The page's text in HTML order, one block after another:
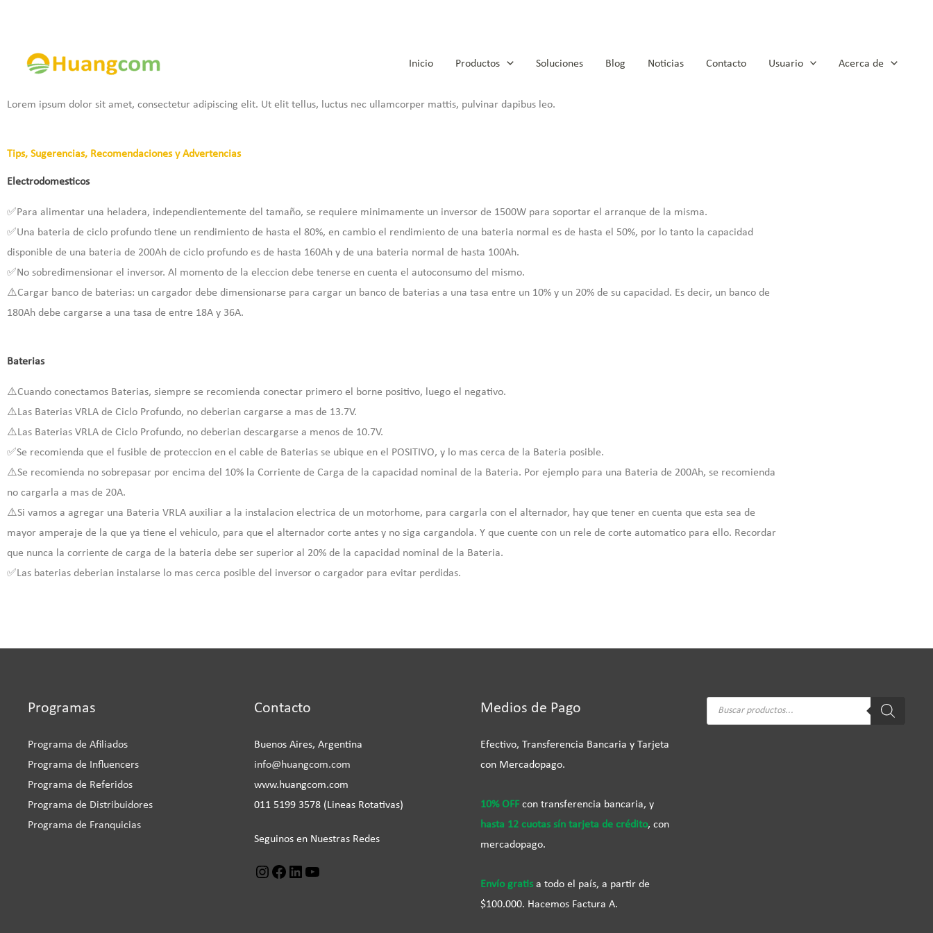
Inicio
Productos Soluciones Blog Noticias Contacto Usuario Acerca de
Lorem ipsum dolor sit amet, consectetur adipiscing elit. Ut elit tellus, luctus nec ullamcorper mattis, pulvinar dapibus leo.
Tips, Sugerencias, Recomendaciones y Advertencias
Electrodomesticos
✅Para alimentar una heladera, independientemente del tamaño, se requiere minimamente un inversor de 1500W para soportar el arranque de la misma.
✅Una bateria de ciclo profundo tiene un rendimiento de hasta el 80%, en cambio el rendimiento de una bateria normal es de hasta el 50%, por lo tanto la capacidad
disponible de una bateria de 200Ah de ciclo profundo es de hasta 160Ah y de una bateria normal de hasta 100Ah.
✅No sobredimensionar el inversor. Al momento de la eleccion debe tenerse en cuenta el autoconsumo del mismo.
⚠️Cargar banco de baterias: un cargador debe dimensionarse para cargar un banco de baterias a una tasa entre un 10% y un 20% de su capacidad. Es decir, un banco de
180Ah debe cargarse a una tasa de entre 18A y 36A.
Baterias
⚠️Cuando conectamos Baterias, siempre se recomienda conectar primero el borne positivo, luego el negativo.
⚠️Las Baterias VRLA de Ciclo Profundo, no deberian cargarse a mas de 13.7V.
⚠️Las Baterias VRLA de Ciclo Profundo, no deberian descargarse a menos de 10.7V.
✅Se recomienda que el fusible de proteccion en el cable de Baterias se ubique en el POSITIVO, y lo mas cerca de la Bateria posible.
⚠️Se recomienda no sobrepasar por encima del 10% la Corriente de Carga de la capacidad nominal de la Bateria. Por ejemplo para una Bateria de 200Ah, se recomienda
no cargarla a mas de 20A.
⚠️Si vamos a agregar una Bateria VRLA auxiliar a la instalacion electrica de un motorhome, para cargarla con el alternador, hay que tener en cuenta que esta sea de
mayor amperaje de la que ya tiene el vehiculo, para que el alternador corte antes y no siga cargandola. Y que cuente con un rele de corte automatico para ello. Recordar
que nunca la corriente de carga de la bateria debe ser superior al 20% de la capacidad nominal de la Bateria.
✅Las baterias deberian instalarse lo mas cerca posible del inversor o cargador para evitar perdidas.
Programas
Programa de Afiliados
Programa de Influencers
Programa de Referidos
Programa de Distribuidores
Programa de Franquicias
Contacto
Buenos Aires, Argentina
info@huangcom.com
www.huangcom.com
011 5199 3578 (Lineas Rotativas)
Seguinos en Nuestras Redes
Instagram
Facebook
LinkedIn Medios de Pago
Efectivo, Transferencia Bancaria y Tarjeta
con Mercadopago.
10% OFF con transferencia bancaria, y
hasta 12 cuotas sín tarjeta de crédito, con
mercadopago.
Envío gratis a todo el país, a partir de
$100.000. Hacemos Factura A.
Búsqueda
productos